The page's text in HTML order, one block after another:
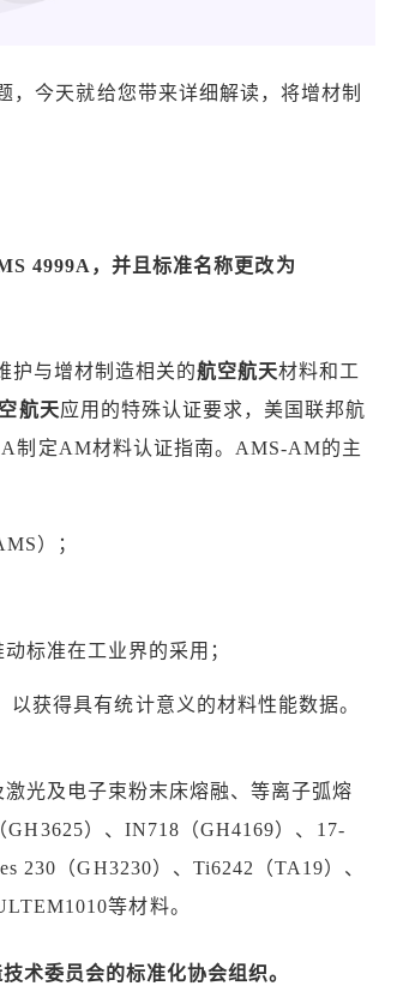
今天就给您带来详细解读，将增材制
4999A，并且标准名称更改为
护与增材制造相关的航空航天材料和工
航天应用的特殊认证要求，美国联邦航
制定AM材料认证指南。AMS-AM的主
）；
标准在工业界的采用；
获得具有统计意义的材料性能数据。
光及电子束粉末床熔融、等离子弧熔
）、IN718（GH4169）、17-
230（GH3230）、Ti6242（TA19）、
等材料。
术委员会的标准化协会组织。